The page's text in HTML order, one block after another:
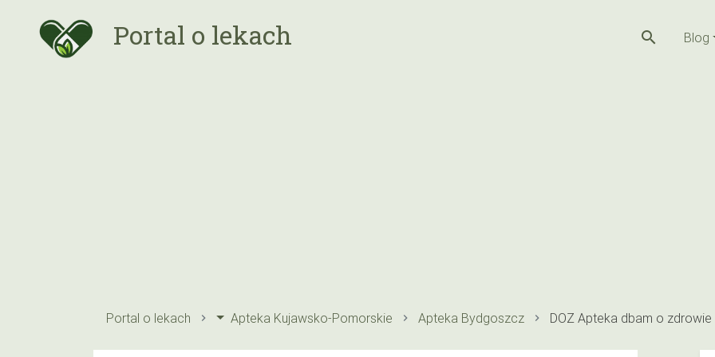
Portal o lekach search Blog
Portal o lekach Apteka Kujawsko-Pomorskie Apteka Bydgoszcz DOZ Apteka dbam o zdrowie